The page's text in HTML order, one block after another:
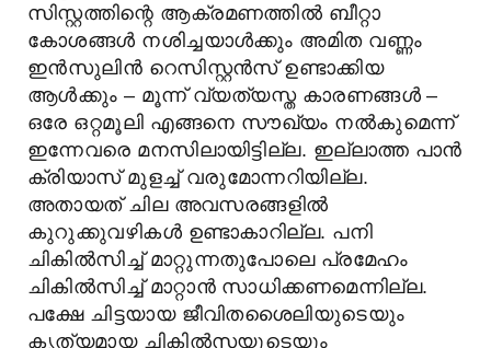
സിസ്റ്റത്തിന്റെ ആക്രമണത്തിൽ ബീറ്റാ
കോശങ്ങൾ നശിച്ചയാൾക്കും അമിത വണ്ണം
ഇൻസുലിൻ റെസിസ്റ്റൻസ് ഉണ്ടാക്കിയ
ആൾക്കും – മൂന്ന് വ്യത്യസ്ത കാരണങ്ങൾ –
ഒരേ ഒറ്റമൂലി എങ്ങനെ സൗഖ്യം നൽകുമെന്ന്
ഇന്നേവരെ മനസിലായിട്ടില്ല. ഇല്ലാത്ത പാൻ
ക്രിയാസ് മുളച്ച് വരുമോന്നറിയില്ല.
അതായത് ചില അവസരങ്ങളിൽ
കുറുക്കുവഴികൾ ഉണ്ടാകാറില്ല. പനി
ചികിൽസിച്ച് മാറ്റുന്നതുപോലെ പ്രമേഹം
ചികിൽസിച്ച് മാറ്റാൻ സാധിക്കണമെന്നില്ല.
പക്ഷേ ചിട്ടയായ ജീവിതശൈലിയുടെയും
കൃത്യമായ ചികിൽസയുടെയും